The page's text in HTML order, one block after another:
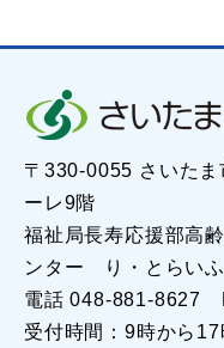
〒330-0055 さいた
ーレ9階
福祉局長寿応援部高
ンター り・とらいふ
電話 048-881-8627
受付時間：9時から